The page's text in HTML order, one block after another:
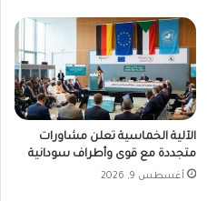
الآلية الخماسية تعلن مشاورات
متجددة مع قوى وأطراف سودانية
أغسطس 9, 2026